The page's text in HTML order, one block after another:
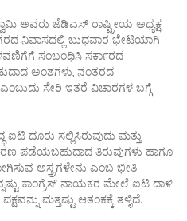
ಅವರು ಜೆಡಿಎಸ್‌ ರಾಷ್ಟ್ರೀಯ ಅಧ್ಯಕ್ಷ
ನಿವಾಸದಲ್ಲಿ ಬುಧವಾರ ಭೇಟಿಯಾಗಿ
ಸಂಬಂಧಿಸಿ ಸರ್ಕಾರದ
ಅಂಶಗಳು, ನಂತರದ
ಸೇರಿ ಇತರೆ ವಿಚಾರಗಳ ಬಗ್ಗೆ
ದೂರು ಸಲ್ಲಿಸಿರುವುದು ಮತ್ತು
ಪಡೆಯಬಹುದಾದ ತಿರುವುಗಳು ಹಾಗೂ
ಅಸ್ತ್ರಗಳೇನು ಎಂಬ ಭೀತಿ
ಕಾಂಗ್ರೆಸ್‌ ನಾಯಕರ ಮೇಲೆ ಐಟಿ ದಾಳಿ
ಮತ್ತಷ್ಟು ಆತಂಕಕ್ಕೆ ತಳ್ಳಿದೆ.